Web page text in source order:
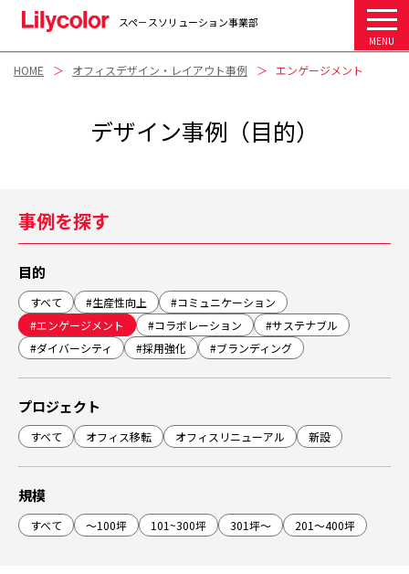
MENU
スペ－スソリューション事業部
HOME オフィスデザイン・レイアウト事例 エンゲージメント
デザイン事例（目的）
事例を探す
目的
すべて #生産性向上
#コミュニケーション
#エンゲージメント
#コラボレーション
#サステナブル
#ダイバーシティ
#採用強化 #ブランディング
プロジェクト
すべて オフィス移転 オフィスリニューアル 新設
規模
すべて ～100坪 101~300坪 301坪～ 201～400坪